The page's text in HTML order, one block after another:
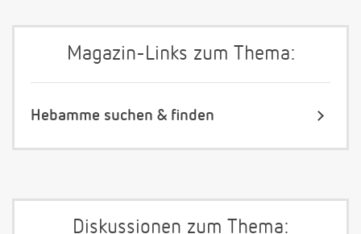
Magazin-Links zum Thema:
Hebamme suchen & finden
Diskussionen zum Thema: